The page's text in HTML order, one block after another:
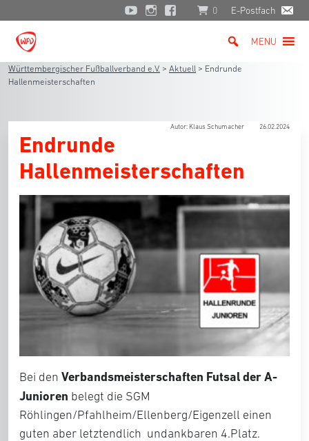
0 E-Postfach
MENU
Württembergischer Fußballverband e.V. > Aktuell > Endrunde
Hallenmeisterschaften
Autor: Klaus Schumacher 26.02.2024
Endrunde
Hallenmeisterschaften
Bei den Verbandsmeisterschaften Futsal der A-
Junioren belegt die SGM
Röhlingen/Pfahlheim/Ellenberg/Eigenzell einen
guten aber letztendlich undankbaren 4.Platz.